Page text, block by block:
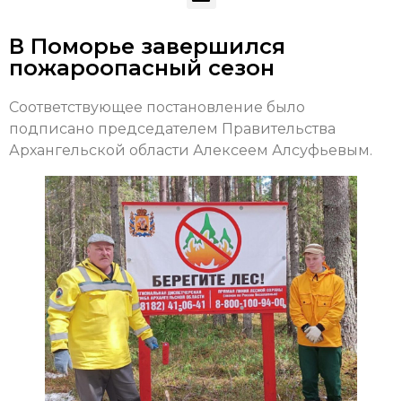
В Поморье завершился
пожароопасный сезон
Соответствующее постановление было
подписано председателем Правительства
Архангельской области Алексеем Алсуфьевым.